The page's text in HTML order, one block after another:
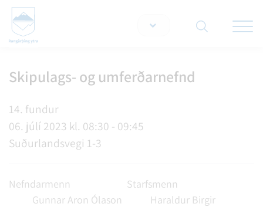
Skipulags- og umferðarnefnd
14. fundur
06. júlí 2023 kl. 08:30 - 09:45
Suðurlandsvegi 1-3
Nefndarmenn
Gunnar Aron Ólason
Starfsmenn
Haraldur Birgir
Leita á vef